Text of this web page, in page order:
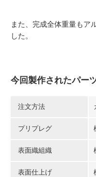
また、完成全体重量もア
した。
今回製作されたパー
注文方法
プリプレグ
表面織組織
表面仕上げ